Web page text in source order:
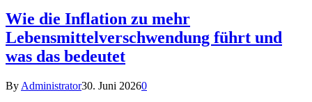
Wie die Inflation zu mehr
Lebensmittelverschwendung führt und
was das bedeutet
By Administrator30. Juni 20260